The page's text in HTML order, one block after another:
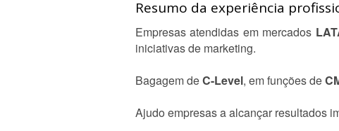
Resumo da experiência
Empresas atendidas em mercados
iniciativas de marketing.
Bagagem deC-Level, em funções de
Ajudo empresas a alcançar resultados